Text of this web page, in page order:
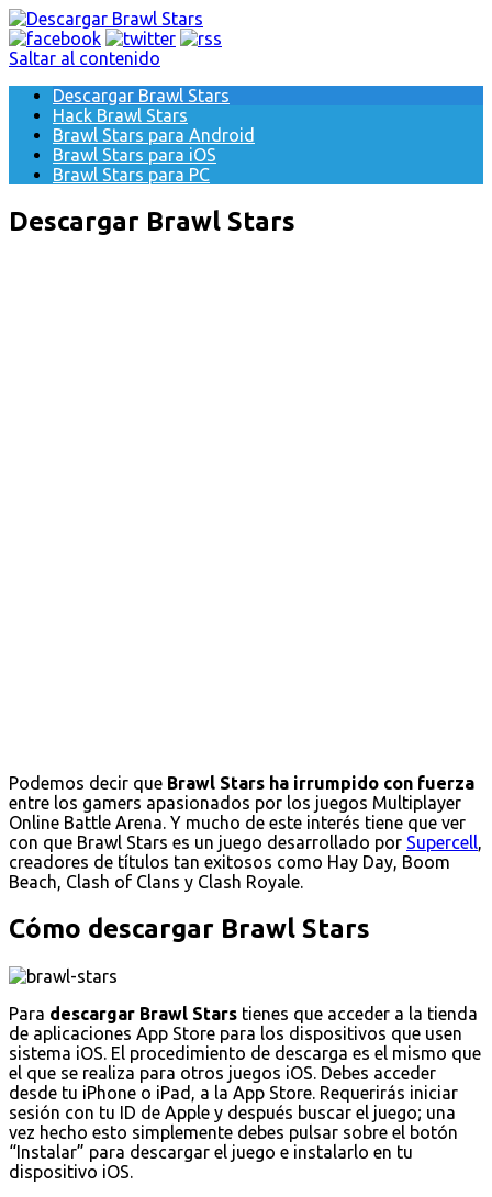
Saltar al contenido
Descargar Brawl Stars
Hack Brawl Stars
Brawl Stars para Android
Brawl Stars para iOS
Brawl Stars para PC
Descargar Brawl Stars
Podemos decir que Brawl Stars ha irrumpido con fuerza
entre los gamers apasionados por los juegos Multiplayer
Online Battle Arena. Y mucho de este interés tiene que ver
con que Brawl Stars es un juego desarrollado por Supercell,
creadores de títulos tan exitosos como Hay Day, Boom
Beach, Clash of Clans y Clash Royale.
Cómo descargar Brawl Stars
Para descargar Brawl Stars tienes que acceder a la tienda
de aplicaciones App Store para los dispositivos que usen
sistema iOS. El procedimiento de descarga es el mismo que
el que se realiza para otros juegos iOS. Debes acceder
desde tu iPhone o iPad, a la App Store. Requerirás iniciar
sesión con tu ID de Apple y después buscar el juego; una
vez hecho esto simplemente debes pulsar sobre el botón
“Instalar” para descargar el juego e instalarlo en tu
dispositivo iOS.